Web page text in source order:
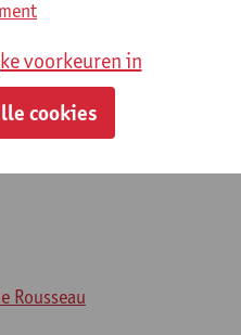
mee in de
Rousseau
voorkeuren in
cookies